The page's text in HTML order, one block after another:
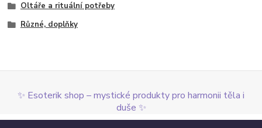
Oltáře a rituální potřeby
Různé, doplňky
✨ Esoterik shop – mystické produkty pro harmonii těla i
duše ✨